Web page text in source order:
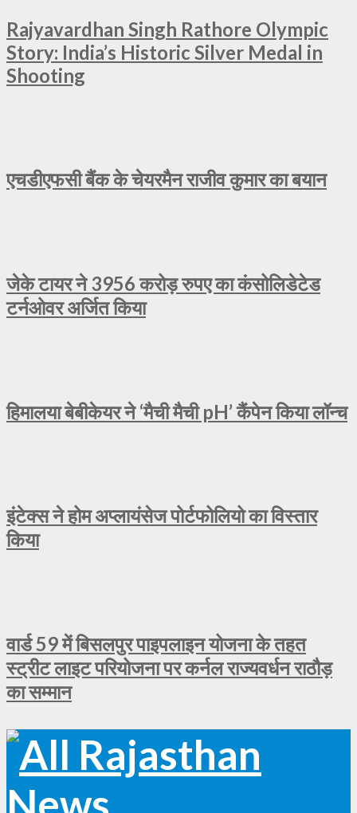
Rajyavardhan Singh Rathore Olympic
Story: India’s Historic Silver Medal in
Shooting
एचडीएफसी बैंक के चेयरमैन राजीव कुमार का बयान
जेके टायर ने 3956 करोड़ रुपए का कंसोलिडेटेड
टर्नओवर अर्जित किया
हिमालया बेबीकेयर ने ‘मैची मैची pH’ कैंपेन किया लॉन्च
इंटेक्स ने होम अप्लायंसेज पोर्टफोलियो का विस्तार
किया
वार्ड 59 में बिसलपुर पाइपलाइन योजना के तहत
स्ट्रीट लाइट परियोजना पर कर्नल राज्यवर्धन राठौड़
का सम्मान